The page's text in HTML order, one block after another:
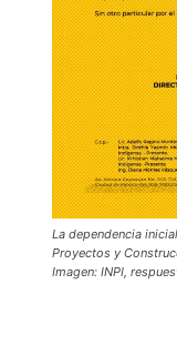
La dependencia
Proyectos y
Imagen: INPI,